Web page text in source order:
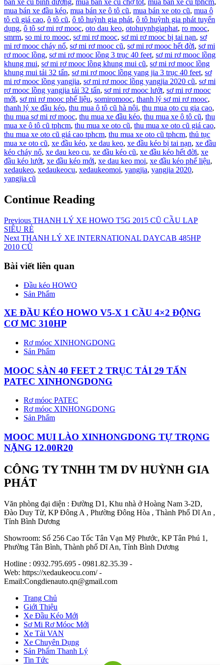
bán xe cũ bình dương, mua bán xe cũ chợ tốt, mua bán xe cũ tphcm,
mua bán xe đầu kéo, mua bán xe ô tô cũ, mua bán xe oto cũ, mua ô
tô cũ giá cao, ô tô cũ, ô tô huỳnh gia phát, ô tô huỳnh gia phát tuyển
dụng, ô tô sơ mi rơ mooc, oto dau keo, otohuynhgiaphat, ro mooc,
smrm, so mi ro mooc, sơ mi rơ mooc, sơ mi rơ mooc bị tai nạn, sơ
mi rơ mooc cháy nổ, sơ mi rơ mooc cũ, sơ mi rơ mooc hết đời, sơ mi
rơ mooc lồng, sơ mi rơ mooc lồng 3 trục 40 feet, sơ mi rơ mooc lồng
khung mui, sơ mi rơ mooc lồng khung mui cũ, sơ mi rơ mooc lồng
khung mui tải 32 tấn, sơ mi rơ mooc lồng yang jia 3 trục 40 feet, sơ
mi rơ mooc lồng yangjia, sơ mi rơ mooc lồng yangjia 2020 cũ, sơ mi
rơ mooc lồng yangjia tải 32 tấn, sơ mi rơ mooc lướt, sơ mi rơ mooc
mới, sơ mi rơ mooc phế liệu, somiromooc, thanh lý sơ mi rơ mooc,
thanh lý xe đầu kéo, thu mua ô tô cũ hà nội, thu mua oto cu gia cao,
thu mua sơ mi rơ mooc, thu mua xe đầu kéo, thu mua xe ô tô cũ, thu
mua xe ô tô cũ tphcm, thu mua xe oto cũ, thu mua xe oto cũ giá cao,
thu mua xe oto cũ giá cao tphcm, thu mua xe oto cũ tphcm, thủ tục
mua xe oto cũ, xe đầu kéo, xe dau keo, xe đầu kéo bị tai nạn, xe đầu
kéo cháy nổ, xe dau keo cu, xe đầu kéo cũ, xe đầu kéo hết đời, xe
đầu kéo lướt, xe đầu kéo mới, xe dau keo moi, xe đầu kéo phế liệu,
xedaukeo, xedaukeocu, xedaukeomoi, yangjia, yangjia 2020,
yangjia cũ
Continue Reading
Previous THANH LÝ XE HOWO T5G 2015 CŨ CẦU LAP
SIÊU RẺ
Next THANH LÝ XE INTERNATIONAL DAYCAB 485HP
2010 CŨ
Bài viết liên quan
Đầu kéo HOWO
Sản Phẩm
XE ĐẦU KÉO HOWO V5-X 1 CẦU 4×2 ĐỘNG
CƠ MC 310HP
Rơ móoc XINHONGDONG
Sản Phẩm
MOOC SÀN 40 FEET 2 TRỤC TẢI 29 TẤN
PATEC XINHONGDONG
Rơ móoc PATEC
Rơ móoc XINHONGDONG
Sản Phẩm
MOOC MUI LÀO XINHONGDONG TỰ TRỌNG
NẶNG 12.00R20
CÔNG TY TNHH TM DV HUỲNH GIA
PHÁT
Văn phòng đại diện : Đường D1, Khu nhà ở Hoàng Nam 3-2D,
Đào Duy Từ, KP Đông A , Phường Đông Hòa , Thành Phố Dĩ An ,
Tỉnh Bình Dương
Showroom: Số 256 Cao Tốc Tân Vạn Mỹ Phước, KP Tân Phú 1,
Phường Tân Bình, Thành phố Dĩ An, Tỉnh Bình Dương
Hotline : 0932.795.695 - 0981.82.35.39 -
Web: https://xedaukeocu.com/ -
Email:Congdienauto.qn@gmail.com
Trang Chủ
Giới Thiệu
Xe Đầu Kéo Mới
Sơ Mi Rơ Móoc Mới
Xe Tải VAN
Xe Chuyên Dụng
Sản Phẩm Thanh Lý
Tin Tức